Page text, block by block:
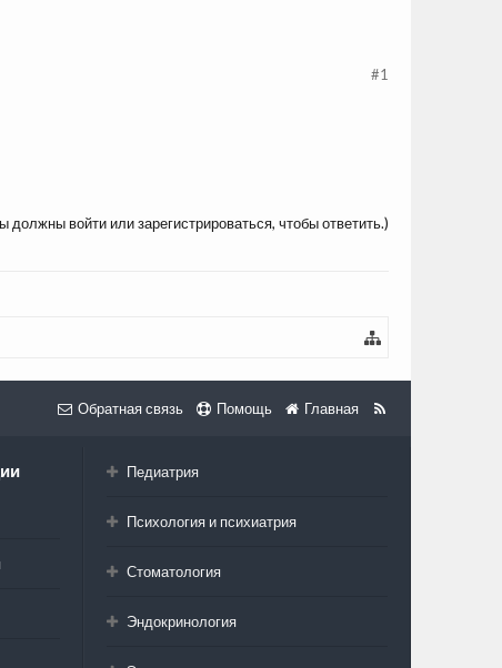
#1
должны войти или зарегистрироваться, чтобы ответить.)
Обратная связь Помощь Главная
Педиатрия
Психология и психиатрия
Стоматология
Эндокринология